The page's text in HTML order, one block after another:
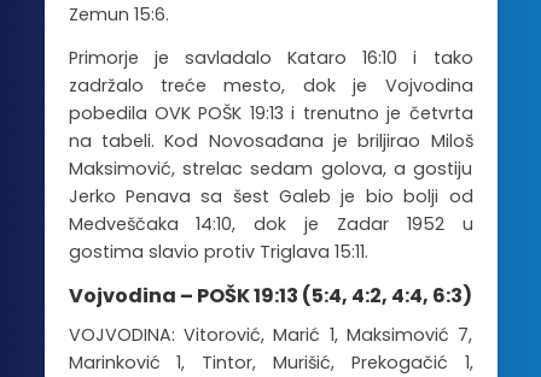
Zemun 15:6.
Primorje je savladalo Kataro 16:10 i tako
zadržalo treće mesto, dok je Vojvodina
pobedila OVK POŠK 19:13 i trenutno je četvrta
na tabeli. Kod Novosađana je briljirao Miloš
Maksimović, strelac sedam golova, a gostiju
Jerko Penava sa šest Galeb je bio bolji od
Medveščaka 14:10, dok je Zadar 1952 u
gostima slavio protiv Triglava 15:11.
Vojvodina – POŠK 19:13 (5:4, 4:2, 4:4, 6:3)
VOJVODINA: Vitorović, Marić 1, Maksimović 7,
Marinković 1, Tintor, Murišić, Prekogačić 1,